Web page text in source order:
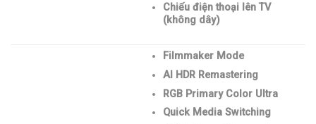
Chiếu điện thoại lên TV
(không dây)
Filmmaker Mode
AI HDR Remastering
RGB Primary Color Ultra
Quick Media Switching